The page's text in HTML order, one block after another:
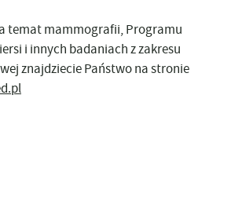
temat mammografii, Programu
i innych badaniach z zakresu
znajdziecie Państwo na stronie